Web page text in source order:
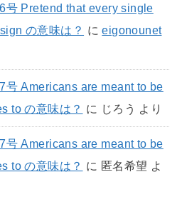
号 Pretend that every single
の意味は？ にeigonounet
号 Americans are meant to be
to の意味は？ に じろう より
号 Americans are meant to be
to の意味は？ に 匿名希望 よ